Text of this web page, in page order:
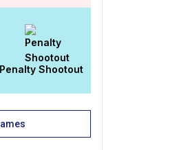
Penalty Shootout